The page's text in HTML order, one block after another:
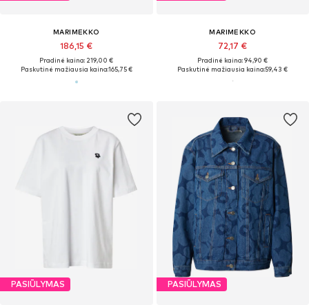
MARIMEKKO
186,15 €
Pradinė kaina: 219,00 €
Paskutinė mažiausia kaina:165,75 €
MARIMEKKO
72,17 €
Pradinė kaina: 94,90 €
Paskutinė mažiausia kaina:59,43 €
PASIŪLYMAS PASIŪLYMAS